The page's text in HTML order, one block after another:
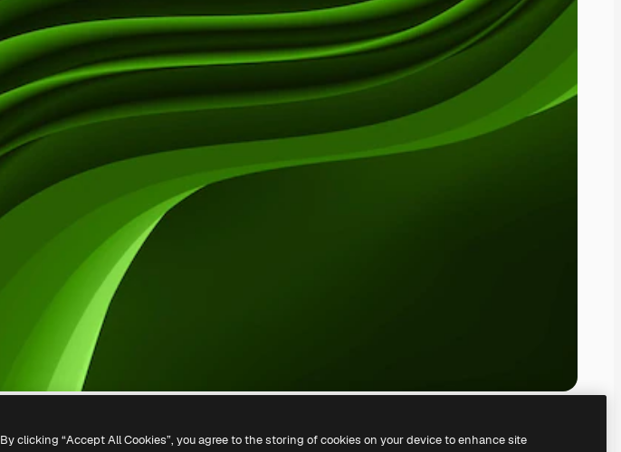
By clicking “Accept All Cookies”, you agree to the storing of cookies on your device to enhance site